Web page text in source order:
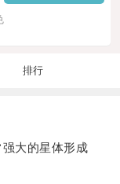
排行
大的星体形成